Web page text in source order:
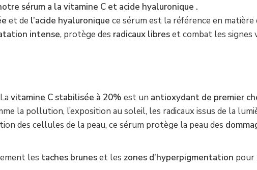
sérum a la vitamine C et acide hyaluronique .
et de l’acide hyaluronique ce sérum est la référence en
intense, protège des radicaux libreset combat les signes
La vitamine C stabilisée à 20% est un antioxydant de premier
la pollution, l’exposition au soleil, les radicaux issus de la
des cellules de la peau, ce sérum protège la peau des
les taches bruneset les zones d’hyperpigmentation pour